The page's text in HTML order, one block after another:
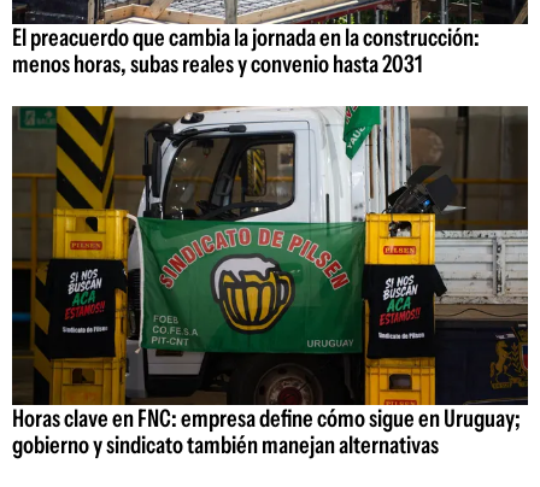
El preacuerdo que cambia la jornada en la construcción:
menos horas, subas reales y convenio hasta 2031
Horas clave en FNC: empresa define cómo sigue en Uruguay;
gobierno y sindicato también manejan alternativas